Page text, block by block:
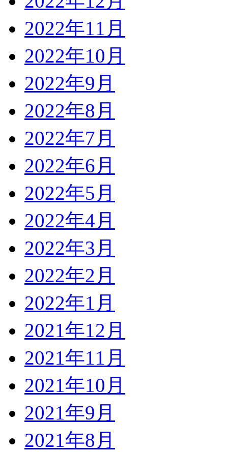
2022年11月
2022年10月
2022年9月
2022年8月
2022年7月
2022年6月
2022年5月
2022年4月
2022年3月
2022年2月
2022年1月
2021年12月
2021年11月
2021年10月
2021年9月
2021年8月